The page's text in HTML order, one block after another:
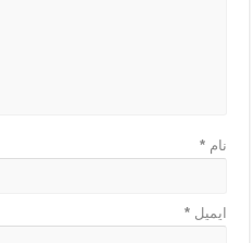
نام*
ایمیل*